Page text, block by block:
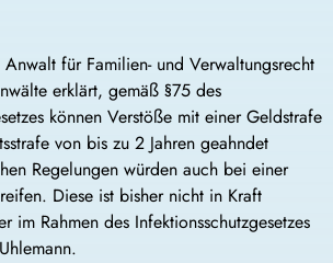
für Familien- und Verwaltungsrecht
erklärt, gemäß §75 des
können Verstöße mit einer Geldstrafe
von bis zu 2 Jahren geahndet
Regelungen würden auch bei einer
Diese ist bisher nicht in Kraft
im Rahmen des Infektionsschutzgesetzes